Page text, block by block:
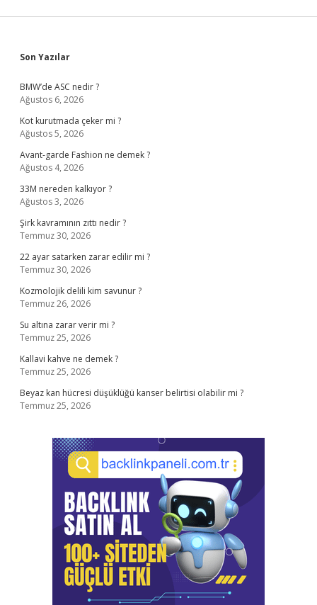
Sidebar
Son Yazılar
BMW’de ASC nedir ?
Ağustos 6, 2026
Kot kurutmada çeker mi ?
Ağustos 5, 2026
Avant-garde Fashion ne demek ?
Ağustos 4, 2026
33M nereden kalkıyor ?
Ağustos 3, 2026
Şirk kavramının zıttı nedir ?
Temmuz 30, 2026
22 ayar satarken zarar edilir mi ?
Temmuz 30, 2026
Kozmolojik delili kim savunur ?
Temmuz 26, 2026
Su altına zarar verir mi ?
Temmuz 25, 2026
Kallavi kahve ne demek ?
Temmuz 25, 2026
Beyaz kan hücresi düşüklüğü kanser belirtisi olabilir mi ?
Temmuz 25, 2026